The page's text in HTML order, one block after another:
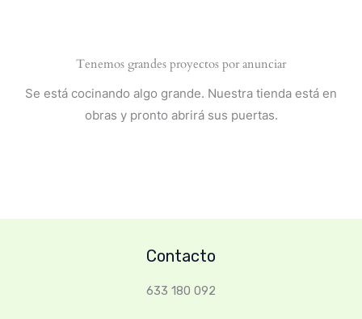
Tenemos grandes proyectos por anunciar
Se está cocinando algo grande. Nuestra tienda está en
obras y pronto abrirá sus puertas.
Contacto
633 180 092